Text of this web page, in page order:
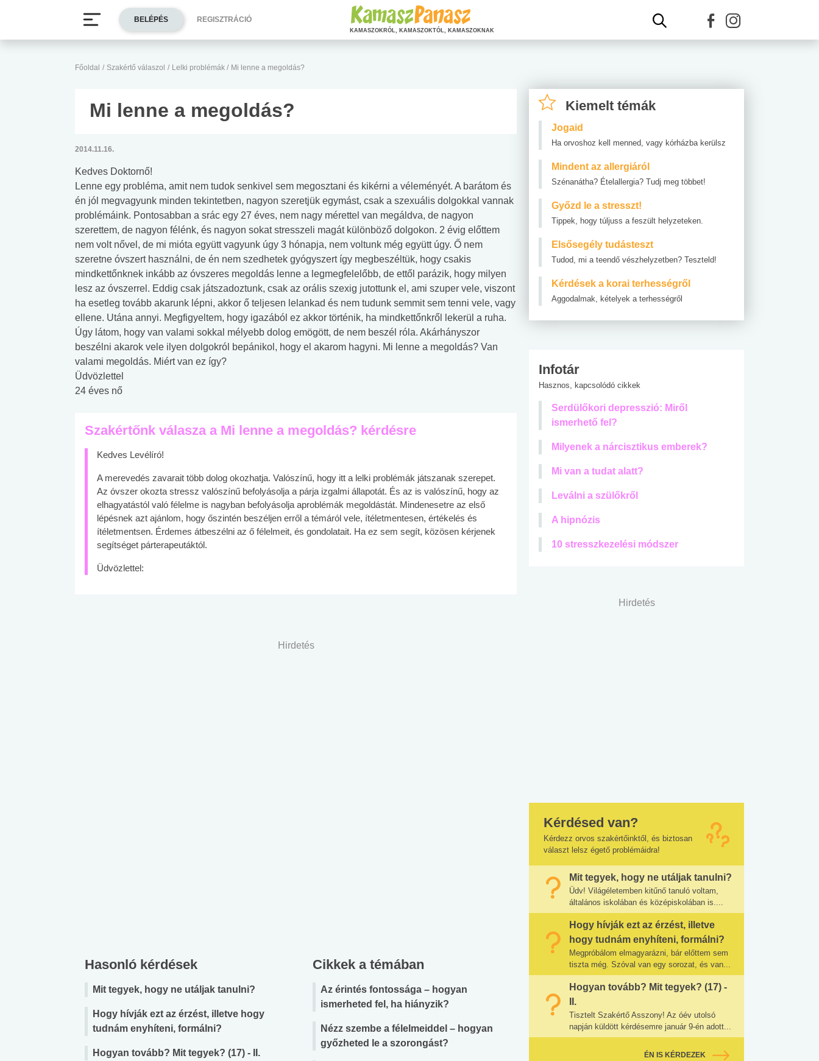
Főoldal / Szakértő válaszol / Lelki problémák / Mi lenne a megoldás?
Mi lenne a megoldás?
2014.11.16.
Kedves Doktornő!
Lenne egy probléma, amit nem tudok senkivel sem megosztani és kikérni a véleményét. A barátom és
én jól megvagyunk minden tekintetben, nagyon szeretjük egymást, csak a szexuális dolgokkal vannak
problémáink. Pontosabban a srác egy 27 éves, nem nagy mérettel van megáldva, de nagyon
szerettem, de nagyon félénk, és nagyon sokat stresszeli magát különböző dolgokon. 2 évig előttem
nem volt nővel, de mi mióta együtt vagyunk úgy 3 hónapja, nem voltunk még együtt úgy. Ő nem
szeretne óvszert használni, de én nem szedhetek gyógyszert így megbeszéltük, hogy csakis
mindkettőnknek inkább az óvszeres megoldás lenne a legmegfelelőbb, de ettől parázik, hogy milyen
lesz az óvszerrel. Eddig csak játszadoztunk, csak az orális szexig jutottunk el, ami szuper vele, viszont
ha esetleg tovább akarunk lépni, akkor ő teljesen lelankad és nem tudunk semmit sem tenni vele, vagy
ellene. Utána annyi. Megfigyeltem, hogy igazából ez akkor történik, ha mindkettőnkről lekerül a ruha.
Úgy látom, hogy van valami sokkal mélyebb dolog emögött, de nem beszél róla. Akárhányszor
beszélni akarok vele ilyen dolgokról bepánikol, hogy el akarom hagyni. Mi lenne a megoldás? Van
valami megoldás. Miért van ez így?
Üdvözlettel
24 éves nő
Szakértőnk válasza a Mi lenne a megoldás? kérdésre
Kedves Levélíró!
A merevedés zavarait több dolog okozhatja. Valószínű, hogy itt a lelki problémák játszanak szerepet.
Az óvszer okozta stressz valószínű befolyásolja a párja izgalmi állapotát. És az is valószínű, hogy az
elhagyatástól való félelme is nagyban befolyásolja aproblémák megoldástát. Mindenesetre az első
lépésnek azt ajánlom, hogy őszintén beszéljen erről a témáról vele, ítéletmentesen, értékelés és
ítéletmentsen. Érdemes átbeszélni az ő félelmeit, és gondolatait. Ha ez sem segít, közösen kérjenek
segítséget párterapeutáktól.
Üdvözlettel:
Hirdetés
Hasonló kérdések
Mit tegyek, hogy ne utáljak tanulni?
Hogy hívják ezt az érzést, illetve hogy
tudnám enyhíteni, formálni?
Hogyan tovább? Mit tegyek? (17) - II.
Cikkek a témában
Az érintés fontossága – hogyan
ismerheted fel, ha hiányzik?
Nézz szembe a félelmeiddel – hogyan
győzheted le a szorongást?
Kiemelt témák
Jogaid
Ha orvoshoz kell menned, vagy kórházba kerülsz
Mindent az allergiáról
Szénanátha? Ételallergia? Tudj meg többet!
Győzd le a stresszt!
Tippek, hogy túljuss a feszült helyzeteken.
Elsősegély tudásteszt
Tudod, mi a teendő vészhelyzetben? Teszteld!
Kérdések a korai terhességről
Aggodalmak, kételyek a terhességről
Infotár
Hasznos, kapcsolódó cikkek
Serdülőkori depresszió: Miről
ismerhető fel?
Milyenek a nárcisztikus emberek?
Mi van a tudat alatt?
Leválni a szülőkről
A hipnózis
10 stresszkezelési módszer
Hirdetés
Kérdésed van?
Kérdezz orvos szakértőinktől, és biztosan
választ lelsz égető problémáidra!
Mit tegyek, hogy ne utáljak tanulni?
Üdv! Világéletemben kitűnő tanuló voltam,
általános iskolában és középiskolában is....
Hogy hívják ezt az érzést, illetve
hogy tudnám enyhíteni, formálni?
Megpróbálom elmagyarázni, bár előttem sem
tiszta még. Szóval van egy sorozat, és van...
Hogyan tovább? Mit tegyek? (17) -
II.
Tisztelt Szakértő Asszony! Az óév utolsó
napján küldött kérdésemre január 9-én adott...
ÉN IS KÉRDEZEK
BELÉPÉS REGISZTRÁCIÓ
KAMASZOKRÓL, KAMASZOKTÓL, KAMASZOKNAK